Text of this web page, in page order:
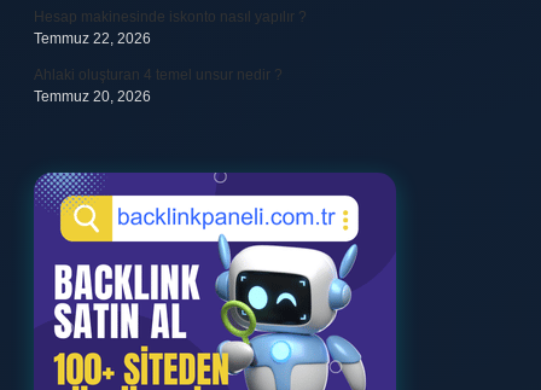
Hesap makinesinde iskonto nasıl yapılır ?
Temmuz 22, 2026
Ahlaki oluşturan 4 temel unsur nedir ?
Temmuz 20, 2026